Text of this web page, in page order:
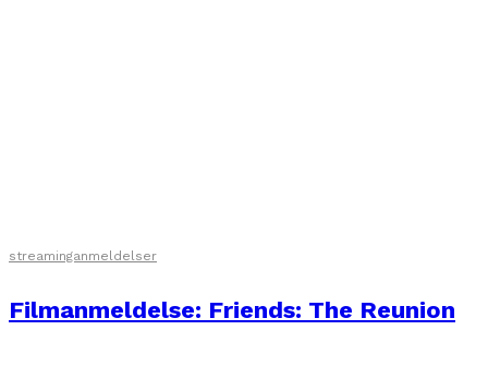
streaminganmeldelser
Filmanmeldelse: Friends: The Reunion